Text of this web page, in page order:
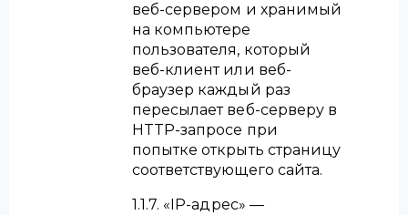
веб-сервером и хранимый
на компьютере
пользователя, который
веб-клиент или веб-
браузер каждый раз
пересылает веб-серверу в
HTTP-запросе при
попытке открыть страницу
соответствующего сайта.
1.1.7. «IP-адрес» —